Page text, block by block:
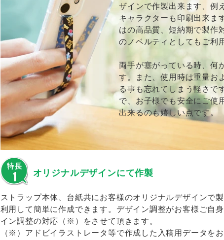
ザインで作製出来ます、例
キャラクターも印刷出来ま
はの高品質、短納期で製作
のノベルティとしてもご利
両手が塞がっている時、何
す。また、使用時は重量お
る事も忘れてしまう軽さで
で、お子様でも安全にご使
出来るのも嬉しい点です。
オリジナルデザインにて作製
ストラップ本体、台紙共にお客様のオリジナルデザインで
利用して簡単に作成できます。デザイン調整がお客様ご自
イン調整の対応（※）をさせて頂きます。
（※）アドビイラストレータ等で作成した入稿用データを